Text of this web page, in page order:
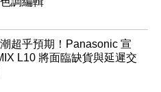
超乎預期！Panasonic 宣
L10 將面臨缺貨與延遲交